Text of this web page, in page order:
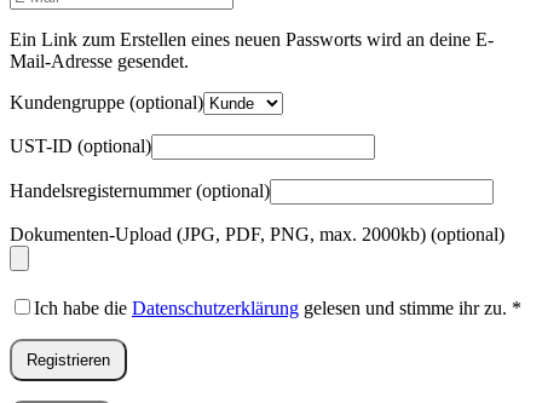
Mail-
Adresse*
Erforderlich
Ein Link zum Erstellen eines neuen Passworts wird an deine E-
Mail-Adresse gesendet.
Kundengruppe (optional)
UST-ID (optional)
Handelsregisternummer(optional)
Dokumenten-Upload (JPG, PDF, PNG, max. 2000kb) (optional)
Ich habe die Datenschutzerklärung gelesen und stimme ihr zu. *
Registrieren